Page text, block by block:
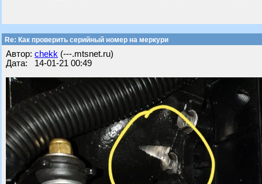
Re: Как проверить серийный номер на меркури
Автор: chekk (---.mtsnet.ru)
Дата: 14-01-21 00:49